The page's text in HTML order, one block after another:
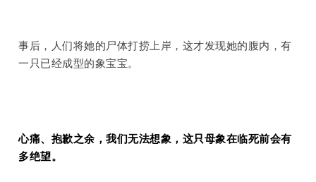
事后，人们将她的尸体打捞上岸，这才发现她的腹内，有
一只已经成型的象宝宝。
心痛、抱歉之余，我们无法想象，这只母象在临死前会有
多绝望。